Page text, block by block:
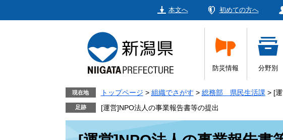
本文へ 初めての方へ
防災情報 分野別
現在地 トップページ > 組織でさがす > 総務部 県民生活課 > [
[運営]NPO法人の事業報告書等の提出